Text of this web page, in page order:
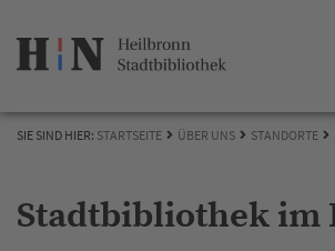
SIE SIND HIER: STARTSEITE ÜBER UNS STANDORTE
Stadtbibliothek im